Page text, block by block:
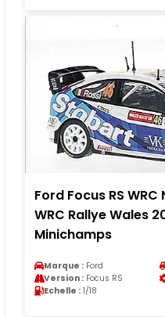
Ford Focus RS
WRC Rallye Wales
Minichamps
Marque : Ford
Version : Focus RS
Echelle : 1/18